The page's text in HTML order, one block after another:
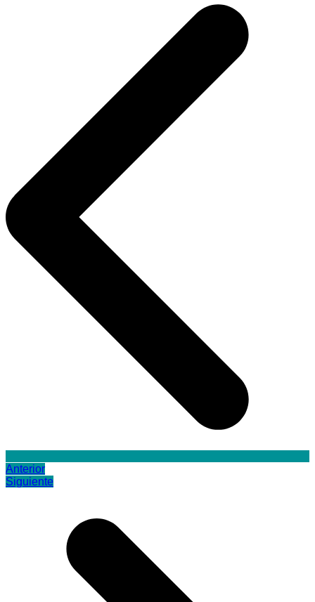
Anterior
Siguiente